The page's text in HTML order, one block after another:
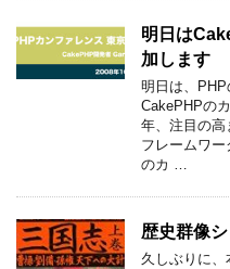
明日は
加します
明日は、
CakePHPの
年、注目の
フレームワ
のカ …
歴史群像
久しぶりに